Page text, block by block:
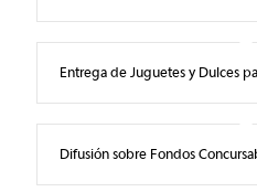
Entrega de Juguetes y Dulces
Difusión sobre Fondos